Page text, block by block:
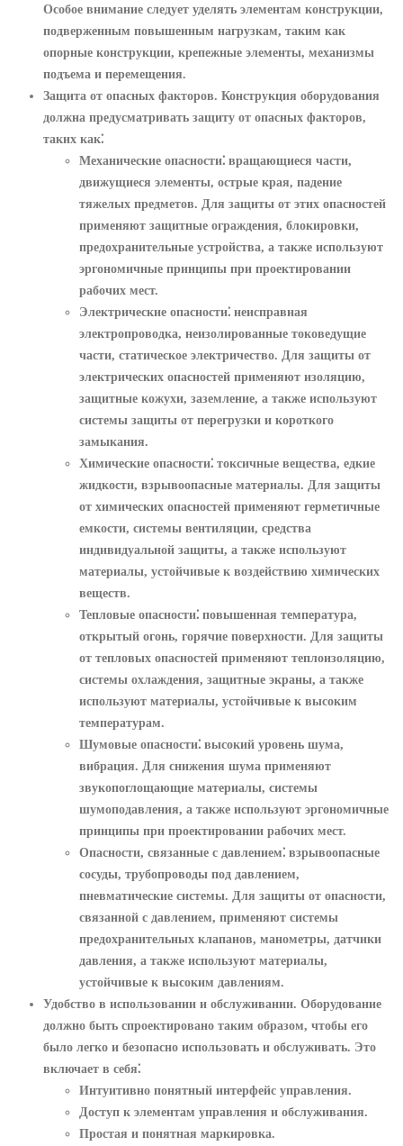
Особое внимание следует уделять элементам конструкции,
подверженным повышенным нагрузкам, таким как
опорные конструкции, крепежные элементы, механизмы
подъема и перемещения.
Защита от опасных факторов. Конструкция оборудования
должна предусматривать защиту от опасных факторов,
таких как⁚
Механические опасности⁚ вращающиеся части,
движущиеся элементы, острые края, падение
тяжелых предметов. Для защиты от этих опасностей
применяют защитные ограждения, блокировки,
предохранительные устройства, а также используют
эргономичные принципы при проектировании
рабочих мест.
Электрические опасности⁚ неисправная
электропроводка, неизолированные токоведущие
части, статическое электричество. Для защиты от
электрических опасностей применяют изоляцию,
защитные кожухи, заземление, а также используют
системы защиты от перегрузки и короткого
замыкания.
Химические опасности⁚ токсичные вещества, едкие
жидкости, взрывоопасные материалы. Для защиты
от химических опасностей применяют герметичные
емкости, системы вентиляции, средства
индивидуальной защиты, а также используют
материалы, устойчивые к воздействию химических
веществ.
Тепловые опасности⁚ повышенная температура,
открытый огонь, горячие поверхности. Для защиты
от тепловых опасностей применяют теплоизоляцию,
системы охлаждения, защитные экраны, а также
используют материалы, устойчивые к высоким
температурам.
Шумовые опасности⁚ высокий уровень шума,
вибрация. Для снижения шума применяют
звукопоглощающие материалы, системы
шумоподавления, а также используют эргономичные
принципы при проектировании рабочих мест.
Опасности, связанные с давлением⁚ взрывоопасные
сосуды, трубопроводы под давлением,
пневматические системы. Для защиты от опасности,
связанной с давлением, применяют системы
предохранительных клапанов, манометры, датчики
давления, а также используют материалы,
устойчивые к высоким давлениям.
Удобство в использовании и обслуживании. Оборудование
должно быть спроектировано таким образом, чтобы его
было легко и безопасно использовать и обслуживать. Это
включает в себя⁚
Интуитивно понятный интерфейс управления.
Доступ к элементам управления и обслуживания.
Простая и понятная маркировка.